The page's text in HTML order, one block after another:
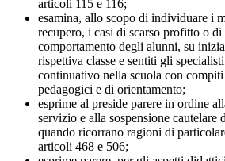
articoli 115 e 116;
esamina, allo scopo di individuare i
recupero, i casi di scarso profitto o di
comportamento degli alunni, su
rispettiva classe e sentiti gli
continuativo nella scuola con
pedagogici e di orientamento;
esprime al preside parere in ordine
servizio e alla sospensione cautelare
quando ricorrano ragioni di
articoli 468 e 506;